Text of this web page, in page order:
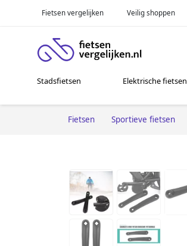
Fietsen vergelijken Veilig shoppen
Stadsfietsen Elektrische fietsen
Fietsen Sportieve fietsen